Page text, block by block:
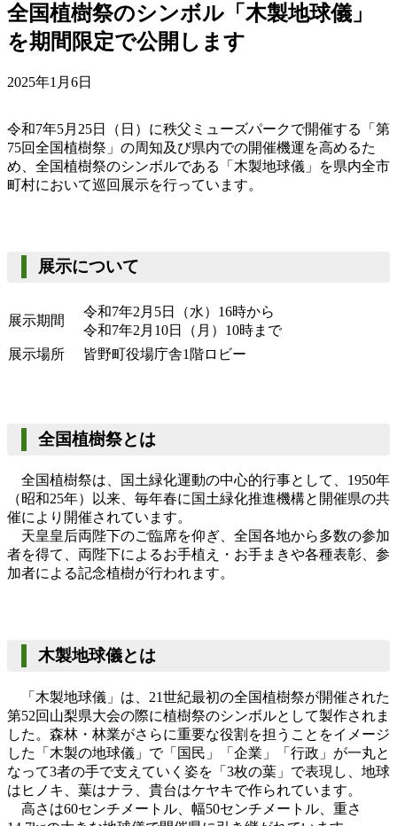
全国植樹祭のシンボル「木製地球儀」
を期間限定で公開します
2025年1月6日
令和7年5月25日（日）に秩父ミューズパークで開催する「第
75回全国植樹祭」の周知及び県内での開催機運を高めるた
め、全国植樹祭のシンボルである「木製地球儀」を県内全市
町村において巡回展示を行っています。
展示について
展示期間
令和7年2月5日（水）16時から
令和7年2月10日（月）10時まで
展示場所
皆野町役場庁舎1階ロビー
全国植樹祭とは
全国植樹祭は、国土緑化運動の中心的行事として、1950年
（昭和25年）以来、毎年春に国土緑化推進機構と開催県の共
催により開催されています。
天皇皇后両陛下のご臨席を仰ぎ、全国各地から多数の参加
者を得て、両陛下によるお手植え・お手まきや各種表彰、参
加者による記念植樹が行われます。
木製地球儀とは
「木製地球儀」は、21世紀最初の全国植樹祭が開催された
第52回山梨県大会の際に植樹祭のシンボルとして製作されま
した。森林・林業がさらに重要な役割を担うことをイメージ
した「木製の地球儀」で「国民」「企業」「行政」が一丸と
なって3者の手で支えていく姿を「3枚の葉」で表現し、地球
はヒノキ、葉はナラ、貴台はケヤキで作られています。
高さは60センチメートル、幅50センチメートル、重さ